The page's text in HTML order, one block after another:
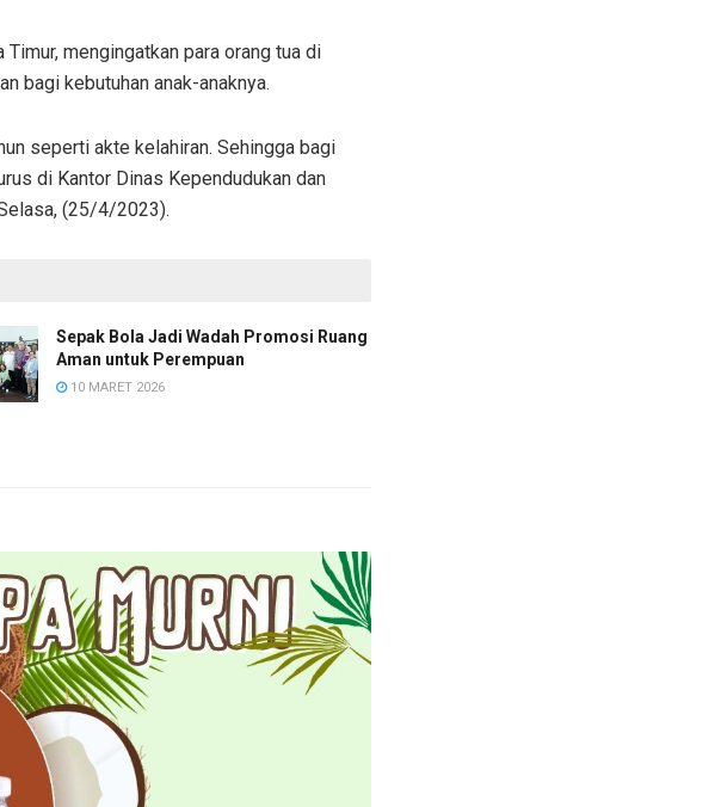
mengingatkan para orang tua di
bagi kebutuhan anak-anaknya.
seperti akte kelahiran. Sehingga bagi
di Kantor Dinas Kependudukan dan
(25/4/2023).
Sepak Bola Jadi Wadah Promosi Ruang
Aman untuk Perempuan
10 MARET 2026